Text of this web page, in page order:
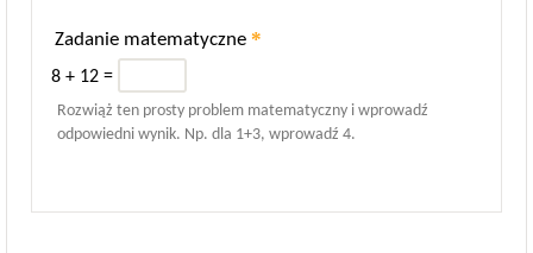
Zadanie matematyczne *
8 + 12 =
Rozwiąż ten prosty problem matematyczny i wprowadź
odpowiedni wynik. Np. dla 1+3, wprowadź 4.